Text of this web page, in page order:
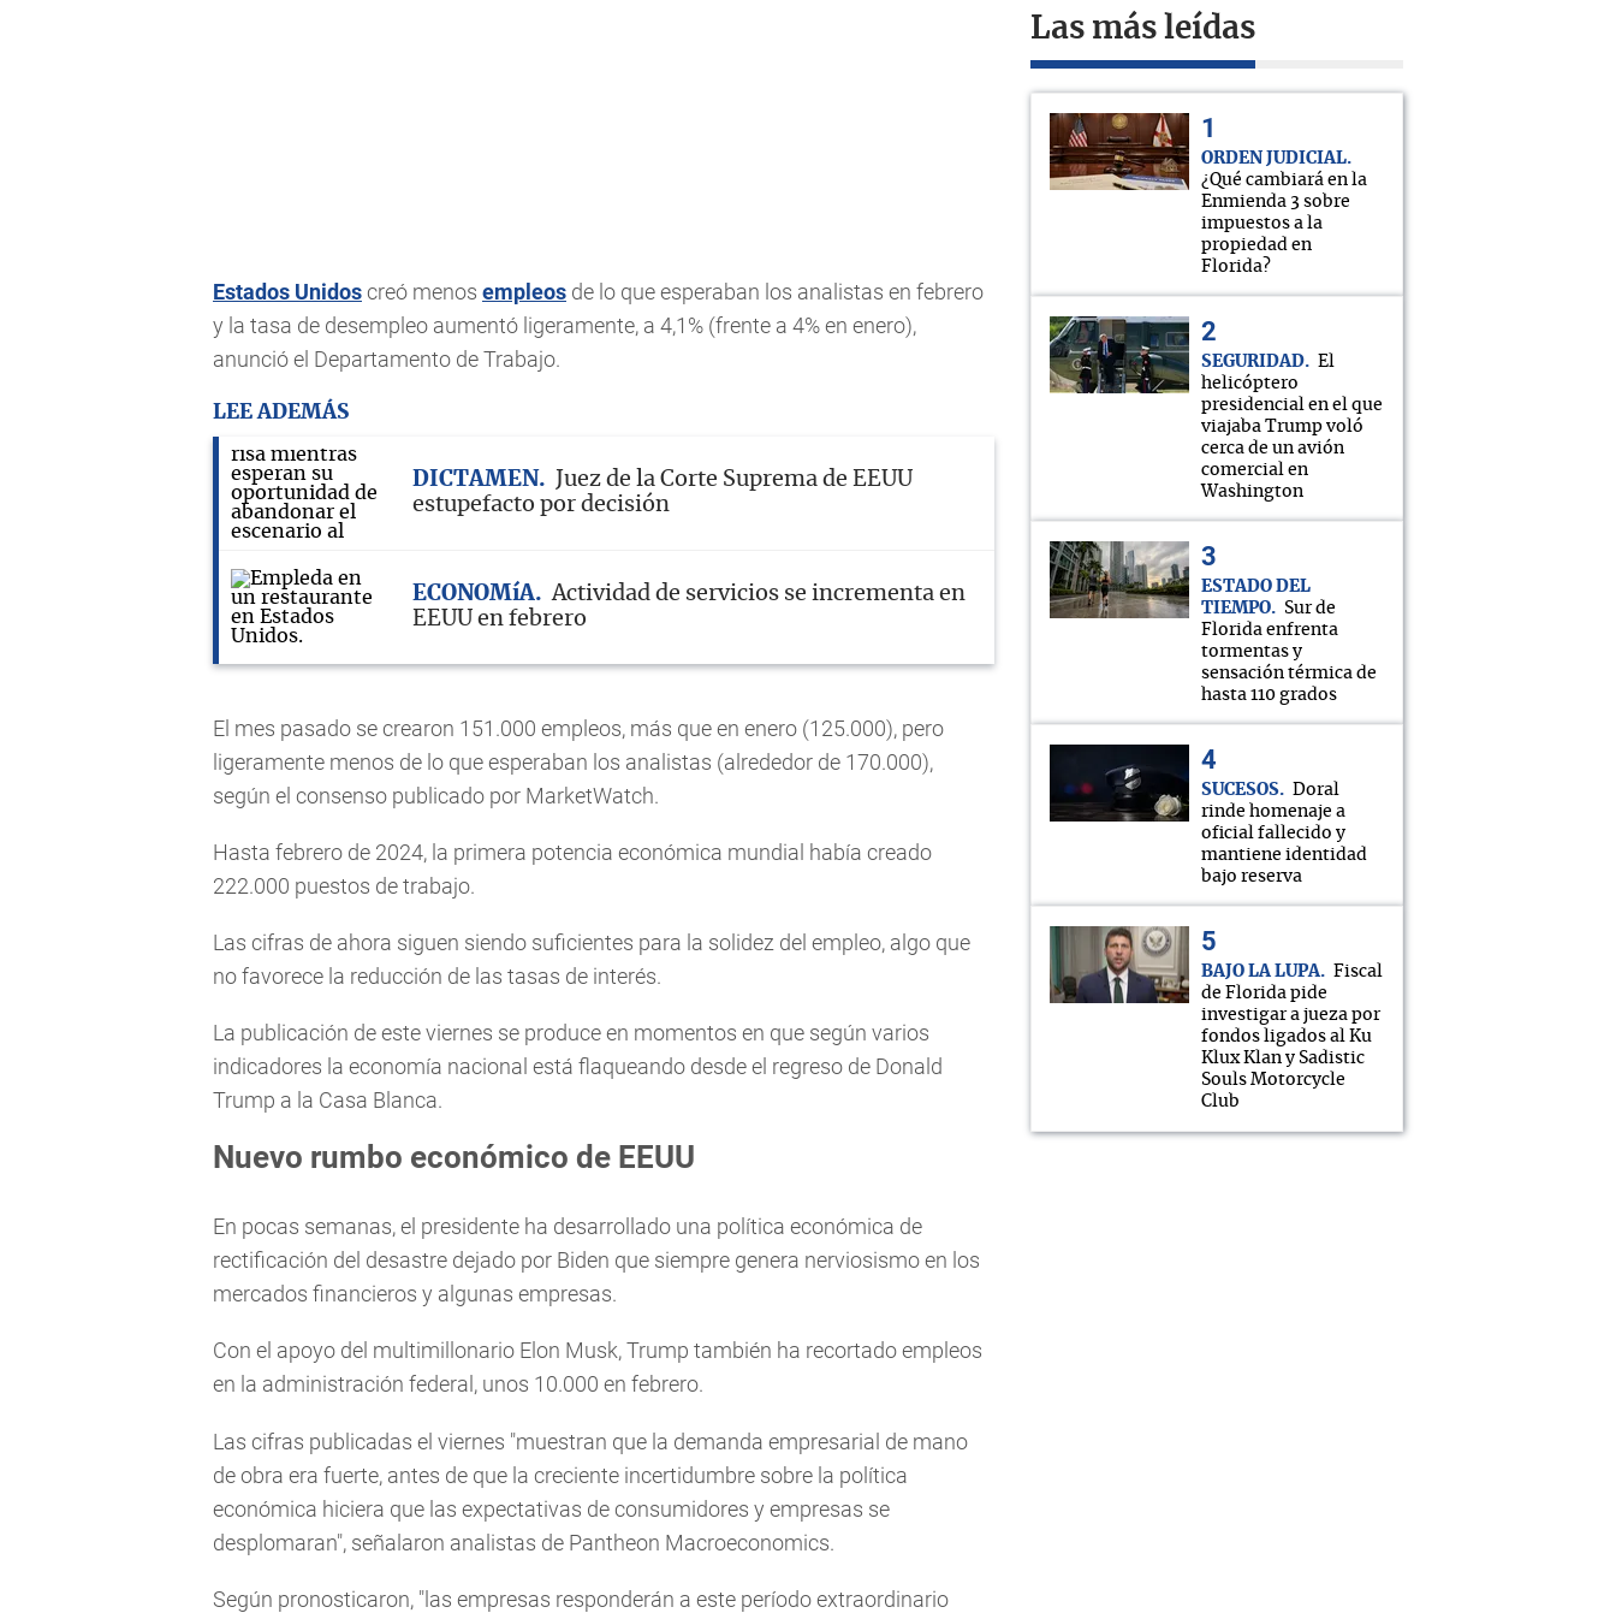
Estados Unidoscreó menos empleos de lo que esperaban los analistas en febrero
y la tasa de desempleo aumentó ligeramente, a 4,1% (frente a 4% en enero),
anunció el Departamento de Trabajo.
LEE ADEMÁS
DICTAMEN
Juez de la Corte Suprema de EEUU
estupefacto por decisión
ECONOMíA
Actividad de servicios se incrementa en
EEUU en febrero
El mes pasado se crearon 151.000 empleos, más que en enero (125.000), pero
ligeramente menos de lo que esperaban los analistas (alrededor de 170.000),
según el consenso publicado por MarketWatch.
Hasta febrero de 2024, la primera potencia económica mundial había creado
222.000 puestos de trabajo.
Las cifras de ahora siguen siendo suficientes para la solidez del empleo, algo que
no favorece la reducción de las tasas de interés.
La publicación de este viernes se produce en momentos en que según varios
indicadores la economía nacional está flaqueando desde el regreso de Donald
Trump a la Casa Blanca.
Nuevo rumbo económico de EEUU
En pocas semanas, el presidente ha desarrollado una política económica de
rectificación del desastre dejado por Biden que siempre genera nerviosismo en los
mercados financieros y algunas empresas.
Con el apoyo del multimillonario Elon Musk, Trump también ha recortado empleos
en la administración federal, unos 10.000 en febrero.
Las cifras publicadas el viernes "muestran que la demanda empresarial de mano
de obra era fuerte, antes de que la creciente incertidumbre sobre la política
económica hiciera que las expectativas de consumidores y empresas se
desplomaran", señalaron analistas de Pantheon Macroeconomics.
Según pronosticaron, "las empresas responderán a este período extraordinario
Las más leídas
ORDEN JUDICIAL
¿Qué cambiará en la
Enmienda 3 sobre
impuestos a la
propiedad en
Florida?
SEGURIDAD
El
helicóptero
presidencial en el que
viajaba Trump voló
cerca de un avión
comercial en
Washington
ESTADO DEL
TIEMPO
Sur de
Florida enfrenta
tormentas y
sensación térmica de
hasta 110 grados
SUCESOS
Doral
rinde homenaje a
oficial fallecido y
mantiene identidad
bajo reserva
BAJO LA LUPA
Fiscal
de Florida pide
investigar a jueza por
fondos ligados al Ku
Klux Klan y Sadistic
Souls Motorcycle
Club